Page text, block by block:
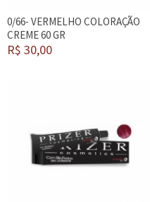
0/66- VERMELHO COLORAÇÃO
CREME 60 GR
R$ 30,00